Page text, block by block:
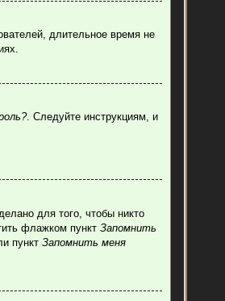
длительное время не
. Следуйте инструкциям, и
для того, чтобы никто
флажком пунктЗапомнить
пунктЗапомнить меня